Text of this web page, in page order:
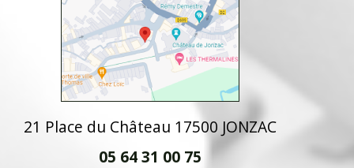
21 Place du Château 17500 JONZAC
05 64 31 00 75